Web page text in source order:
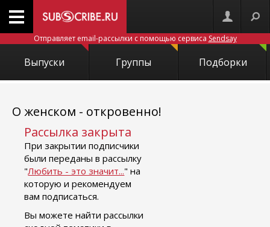
Отправляет email-рассылки с помощью сервиса Sendsay
Выпуски Группы Подборки
О женском - откровенно!
Рассылка закрыта
При закрытии подписчики
были переданы в рассылку
"Любить - это значит..." на
которую и рекомендуем
вам подписаться.
Вы можете найти рассылки